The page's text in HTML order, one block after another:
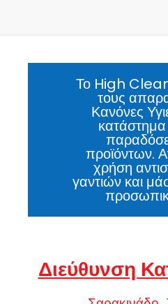
Το High
τους
Κανόνες
κατάστημα
προϊόντων.
χρήση
γαντιών και
Διεύθυνση